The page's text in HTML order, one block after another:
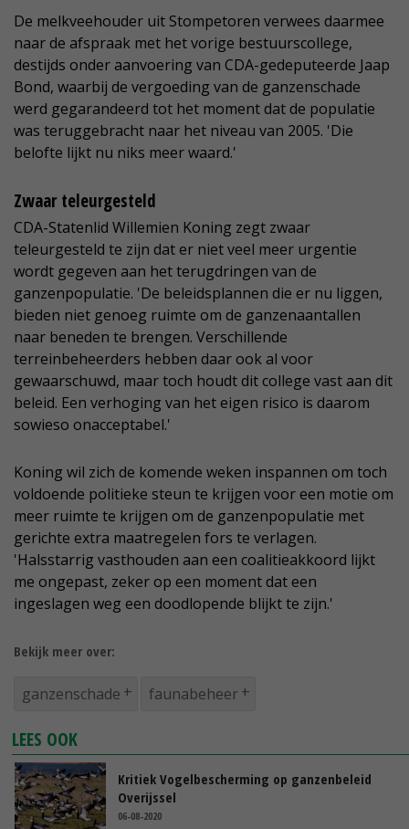
De melkveehouder uit Stompetoren verwees daarmee
naar de afspraak met het vorige bestuurscollege,
destijds onder aanvoering van CDA-gedeputeerde Jaap
Bond, waarbij de vergoeding van de ganzenschade
werd gegarandeerd tot het moment dat de populatie
was teruggebracht naar het niveau van 2005. 'Die
belofte lijkt nu niks meer waard.'
Zwaar teleurgesteld
CDA-Statenlid Willemien Koning zegt zwaar
teleurgesteld te zijn dat er niet veel meer urgentie
wordt gegeven aan het terugdringen van de
ganzenpopulatie. 'De beleidsplannen die er nu liggen,
bieden niet genoeg ruimte om de ganzenaantallen
naar beneden te brengen. Verschillende
terreinbeheerders hebben daar ook al voor
gewaarschuwd, maar toch houdt dit college vast aan dit
beleid. Een verhoging van het eigen risico is daarom
sowieso onacceptabel.'
Koning wil zich de komende weken inspannen om toch
voldoende politieke steun te krijgen voor een motie om
meer ruimte te krijgen om de ganzenpopulatie met
gerichte extra maatregelen fors te verlagen.
'Halsstarrig vasthouden aan een coalitieakkoord lijkt
me ongepast, zeker op een moment dat een
ingeslagen weg een doodlopende blijkt te zijn.'
Bekijk meer over:
ganzenschade faunabeheer
LEES OOK
Kritiek Vogelbescherming op ganzenbeleid
Overijssel
06-08-2020